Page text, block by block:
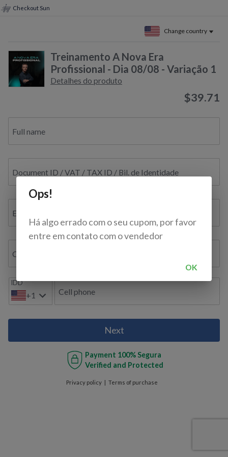
Checkout Sun
Change country
Treinamento A Nova Era
Profissional - Dia 08/08 - Variação 1
Detalhes do produto
$39.71
Full name
Document ID / VAT / TAX ID / Bil. de Identidade
E-mail
Confirmar e-mail
IDD
+1 Cell phone
Next
Payment 100% Segura
Verified and Protected
Privacy policy Terms of purchase
Ops!
Há algo errado com o seu cupom, por favor
entre em contato com o vendedor
OK